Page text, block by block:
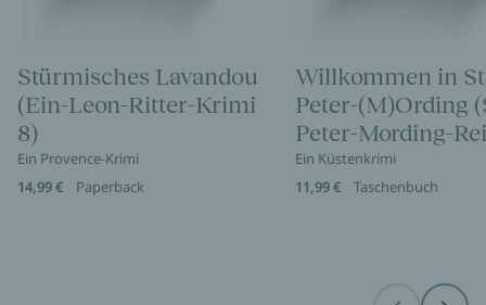
Stürmisches Lavandou
(Ein-Leon-Ritter-Krimi
8)
Ein Provence-Krimi
14,99 €
Paperback
Willkommen in
Peter-(M)Ording
Peter-Mording-
Ein Küstenkrimi
11,99 €
Taschenbuch